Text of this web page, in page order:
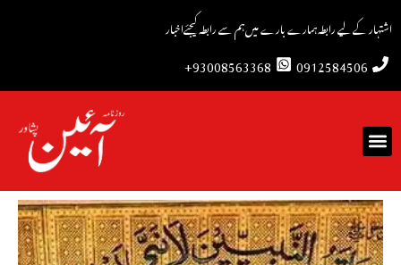
اشتہار کے لیے رابطہہمارے بارے میںہم سے رابطہ کیجئےاخبار
0912584506
93008563368+